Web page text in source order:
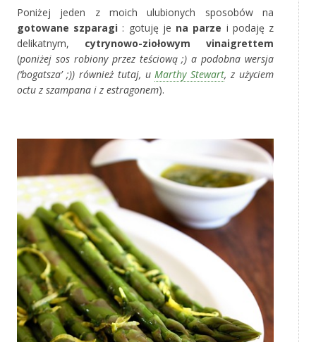
Poniżej jeden z moich ulubionych sposobów na
gotowane szparagi : gotuję je na parze i podaję z
delikatnym, cytrynowo-ziołowym vinaigrettem
(poniżej sos robiony przez teściową ;) a podobna wersja
(‘bogatsza’ ;)) również tutaj, u Marthy Stewart, z użyciem
octu z szampana i z estragonem).